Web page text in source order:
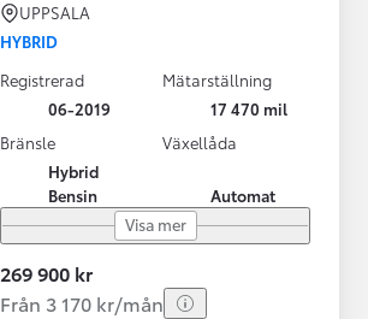
UPPSALA
HYBRID
Registrerad
06-2019
Mätarställning
17 470 mil
Bränsle
Hybrid
Bensin
Växellåda
Automat
Visa mer
269 900 kr
Från 3 170 kr/mån